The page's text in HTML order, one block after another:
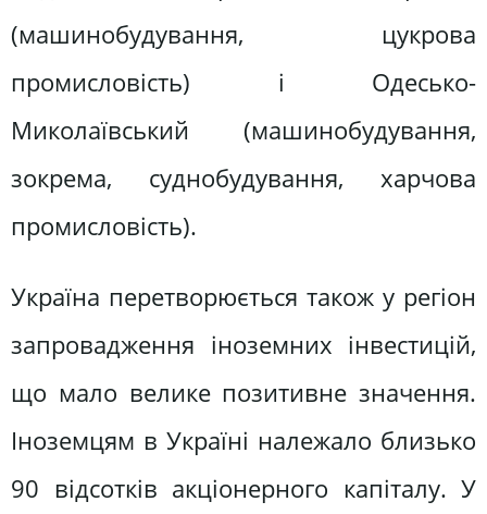
(машинобудування, цукрова
промисловість) і Одесько-
Миколаївський (машинобудування,
зокрема, суднобудування, харчова
промисловість).
Україна перетворюється також у регіон
запровадження іноземних інвестицій,
що мало велике позитивне значення.
Іноземцям в Україні належало близько
90 відсотків акціонерного капіталу. У